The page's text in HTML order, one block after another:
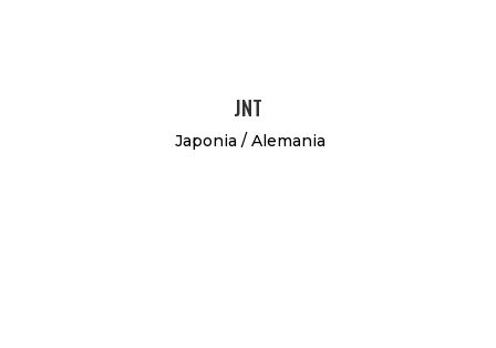
JNT
Japonia / Alemania